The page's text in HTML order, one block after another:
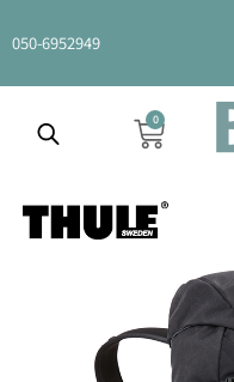
050-6952949
0
עגלת
קניות